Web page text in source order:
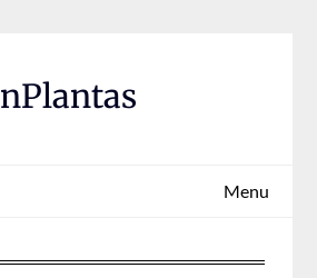
nPlantas
Menu